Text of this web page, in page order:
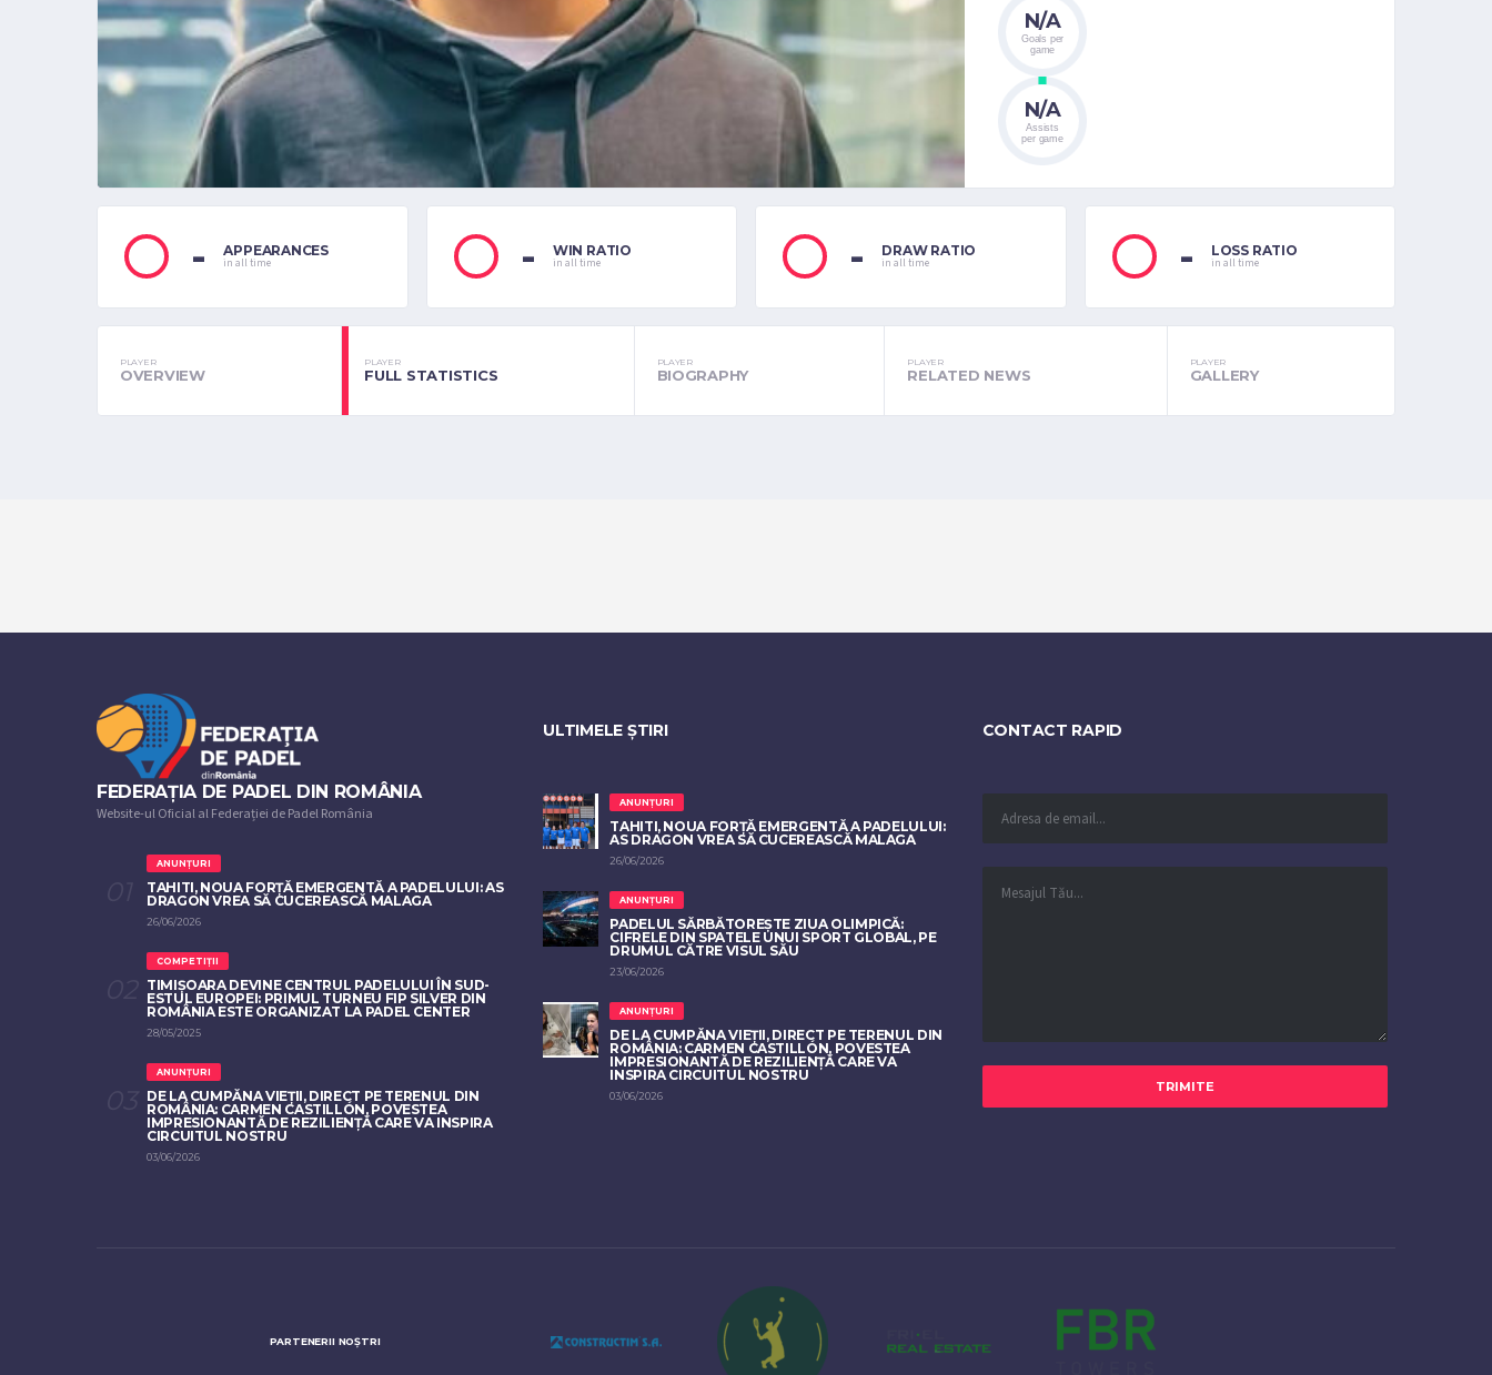
N/A
Goals per
game
N/A
Assists
per game
- APPEARANCES
in all time - WIN RATIO
in all time - DRAW RATIO
in all time - LOSS RATIO
in all time
PLAYER
OVERVIEW
PLAYER
FULL STATISTICS
PLAYER
BIOGRAPHY
PLAYER
RELATED NEWS
PLAYER
GALLERY
FEDERAȚIA DE PADEL DIN ROMÂNIA
Website-ul Oficial al Federației de Padel România
ANUNȚURI
TAHITI, NOUA FORȚĂ EMERGENTĂ A PADELULUI: AS
DRAGON VREA SĂ CUCEREASCĂ MALAGA
26/06/2026
COMPETIȚII
TIMIȘOARA DEVINE CENTRUL PADELULUI ÎN SUD-
ESTUL EUROPEI: PRIMUL TURNEU FIP SILVER DIN
ROMÂNIA ESTE ORGANIZAT LA PADEL CENTER
28/05/2025
ANUNȚURI
DE LA CUMPĂNA VIEȚII, DIRECT PE TERENUL DIN
ROMÂNIA: CARMEN CASTILLÓN, POVESTEA
IMPRESIONANTĂ DE REZILIENȚĂ CARE VA INSPIRA
CIRCUITUL NOSTRU
03/06/2026
ULTIMELE ȘTIRI
ANUNȚURI
TAHITI, NOUA FORȚĂ EMERGENTĂ A PADELULUI:
AS DRAGON VREA SĂ CUCEREASCĂ MALAGA
26/06/2026
ANUNȚURI
PADELUL SĂRBĂTOREȘTE ZIUA OLIMPICĂ:
CIFRELE DIN SPATELE UNUI SPORT GLOBAL, PE
DRUMUL CĂTRE VISUL SĂU
23/06/2026
ANUNȚURI
DE LA CUMPĂNA VIEȚII, DIRECT PE TERENUL DIN
ROMÂNIA: CARMEN CASTILLÓN, POVESTEA
IMPRESIONANTĂ DE REZILIENȚĂ CARE VA
INSPIRA CIRCUITUL NOSTRU
03/06/2026
CONTACT RAPID
PARTENERII NOȘTRI